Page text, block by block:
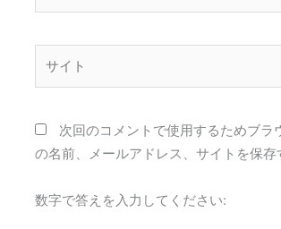
*
次回のコメントで使用するためブラ
の名前、メールアドレス、サイトを保存
数字で答えを入力してください: